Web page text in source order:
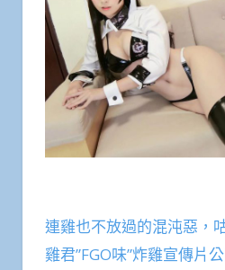
連雞也不放過的混沌惡，
雞君”FGO味”炸雞宣傳片